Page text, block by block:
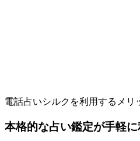
電話占いシルクを利用するメリ
本格的な占い鑑定が手軽